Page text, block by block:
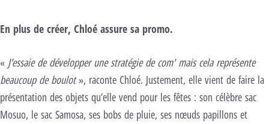
En plus de créer, Chloé assure sa promo.
« J’essaie de développer une stratégie de com' mais cela représente
beaucoup de boulot», raconte Chloé. Justement, elle vient de faire la
présentation des objets qu’elle vend pour les fêtes : son célèbre sac
Mosuo, le sac Samosa, ses bobs de pluie, ses nœuds papillons et